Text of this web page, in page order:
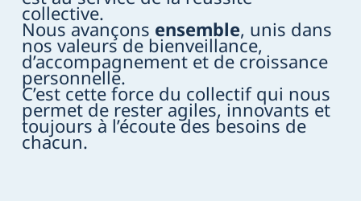
collective.
Nous avançons ensemble, unis dans
nos valeurs de bienveillance,
d’accompagnement et de croissance
personnelle.
C’est cette force du collectif qui nous
permet de rester agiles, innovants et
toujours à l’écoute des besoins de
chacun.